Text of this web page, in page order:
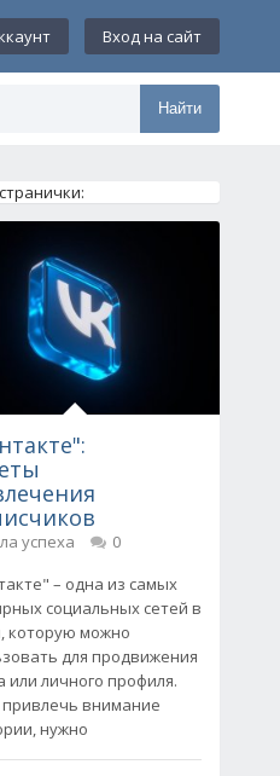
Вход на сайт
Найти
успеха
0
– одна из самых
социальных сетей в
которую можно
для продвижения
или личного профиля.
внимание
нужно